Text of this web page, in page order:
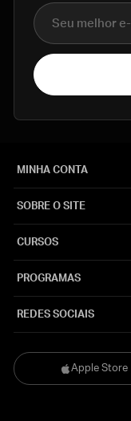
E-mail
Apple Store
MINHA CONTA
SOBRE O SITE
CURSOS
PROGRAMAS
REDES SOCIAIS